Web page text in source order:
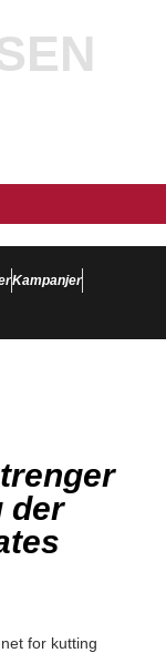
Kampanjer
der
for kutting